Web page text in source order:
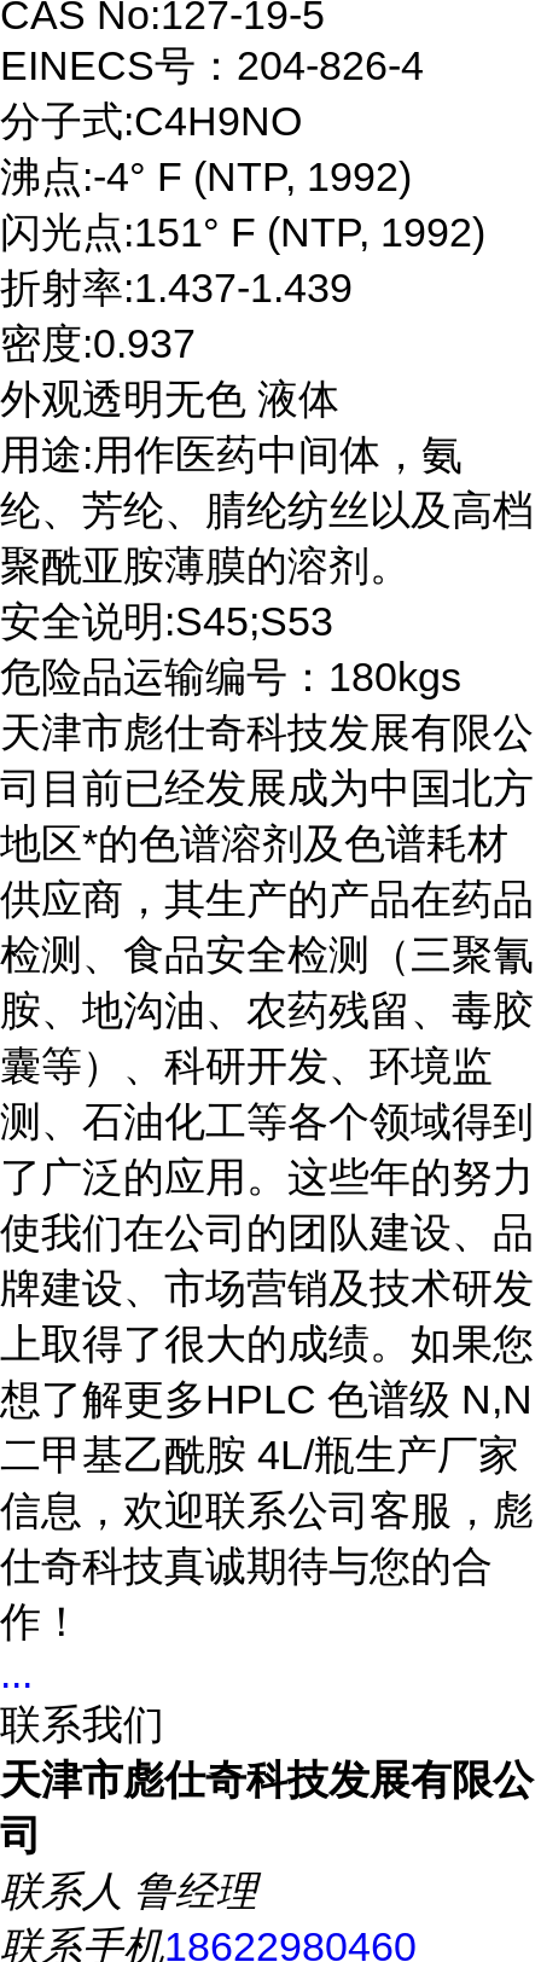
CAS No:127-19-5
EINECS号：204-826-4
分子式:C4H9NO
沸点:-4° F (NTP, 1992)
闪光点:151° F (NTP, 1992)
折射率:1.437-1.439
密度:0.937
外观透明无色 液体
用途:用作医药中间体，氨
纶、芳纶、腈纶纺丝以及高档
聚酰亚胺薄膜的溶剂。
安全说明:S45;S53
危险品运输编号：180kgs
天津市彪仕奇科技发展有限公
司目前已经发展成为中国北方
地区*的色谱溶剂及色谱耗材
供应商，其生产的产品在药品
检测、食品安全检测（三聚氰
胺、地沟油、农药残留、毒胶
囊等）、科研开发、环境监
测、石油化工等各个领域得到
了广泛的应用。这些年的努力
使我们在公司的团队建设、品
牌建设、市场营销及技术研发
上取得了很大的成绩。如果您
想了解更多HPLC 色谱级 N,N
二甲基乙酰胺 4L/瓶生产厂家
信息，欢迎联系公司客服，彪
仕奇科技真诚期待与您的合
作！
...
联系我们
天津市彪仕奇科技发展有限公
司
联系人 鲁经理
联系手机18622980460